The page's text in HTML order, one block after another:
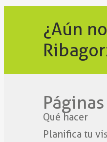
¿Aún
Páginas
Qué hacer
Planifica tu